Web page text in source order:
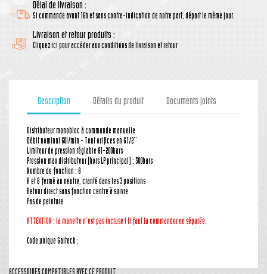
Délai de livraison :
Si commande avant 16h et sans contre-indication de notre part, départ le même jour.
Livraison et retour produits :
Cliquez ici pour accéder aux conditions de livraison et retour
Description Détails du produit Documents joints
Distributeur monobloc à commande manuelle
Débit nominal 60l/min - Tout orifices en G1/2''
Limiteur de pression réglable 81-200bars
Pression max distributeur (hors LP principal) : 300bars
Nombre de fonction : 8
A et B fermé au neutre, cranté dans les 3 positions
Retour direct sans fonction centre à suivre
Pas de peinture
ATTENTION : la manette n'est pas incluse ! Il faut la commander en séparée.
Code unique Galtech :